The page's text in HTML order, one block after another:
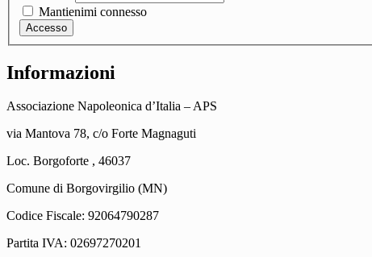
Mantienimi connesso
Accesso
Informazioni
Associazione Napoleonica d’Italia – APS
via Mantova 78, c/o Forte Magnaguti
Loc. Borgoforte , 46037
Comune di Borgovirgilio (MN)
Codice Fiscale: 92064790287
Partita IVA: 02697270201